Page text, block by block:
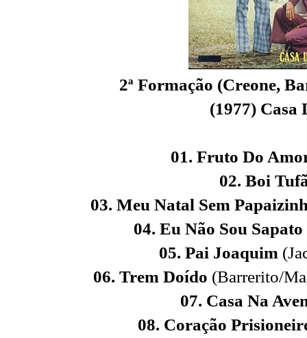
2ª Formação (Creone,
(1977) Casa
01. Fruto Do
02. Boi
03. Meu Natal Sem
04. Eu Não Sou Sapato
05. Pai Joaquim
06. Trem Doído (Barrerito/
07. Casa Na
08. Coração